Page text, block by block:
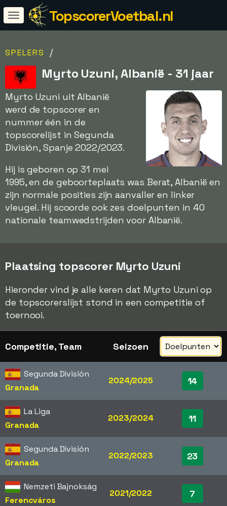
TopscorerVoetbal.nl
SPELERS /
Myrto Uzuni, Albanië - 31 jaar
Myrto Uzuni uit Albanië
werd de topscorer en
nummer één in de
topscorelijst in Segunda
División, Spanje 2022/2023.
Hij is geboren op 31 mei
1995, en de geboorteplaats was Berat, Albanië en
zijn normale posities zijn aanvaller en linker
vleugel. Hij scoorde ook zes doelpunten in 40
nationale teamwedstrijden voor Albanië.
Plaatsing topscorer Myrto Uzuni
Hieronder vind je alle keren dat Myrto Uzuni op
de topscorerslijst stond in een competitie of
toernooi.
Competitie, Team Seizoen
Segunda División
Granada
2024/2025 14
La Liga
Granada
2023/2024 11
Segunda División
Granada
2022/2023 23
Nemzeti Bajnokság
Ferencváros
2021/2022 7